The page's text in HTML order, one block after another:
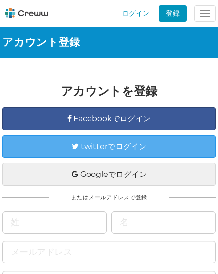
ログイン 登録
アカウント登録
アカウントを登録
Facebookでログイン
twitterでログイン
Googleでログイン
またはメールアドレスで登録